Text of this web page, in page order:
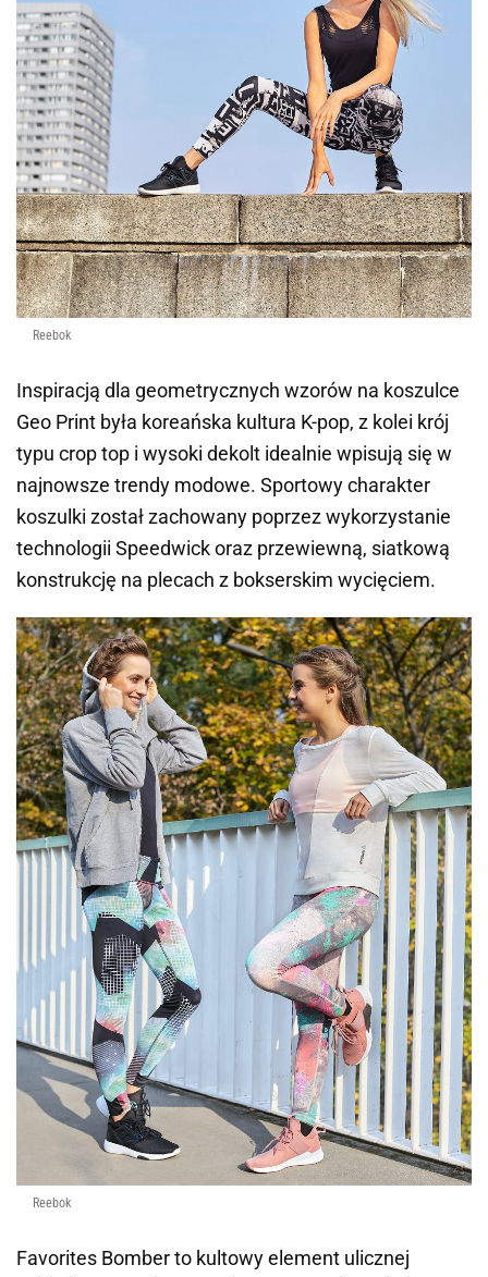
Reebok
Inspiracją dla geometrycznych wzorów na koszulce
Geo Print była koreańska kultura K-pop, z kolei krój
typu crop top i wysoki dekolt idealnie wpisują się w
najnowsze trendy modowe. Sportowy charakter
koszulki został zachowany poprzez wykorzystanie
technologii Speedwick oraz przewiewną, siatkową
konstrukcję na plecach z bokserskim wycięciem.
Reebok
Favorites Bomber to kultowy element ulicznej